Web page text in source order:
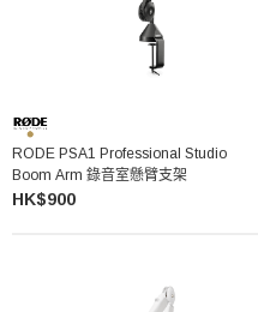
RODE PSA1 Professional Studio
Boom Arm 錄音室懸臂支架
HK$900